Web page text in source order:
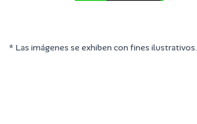
* Las imágenes se exhiben con fines ilustrativos.